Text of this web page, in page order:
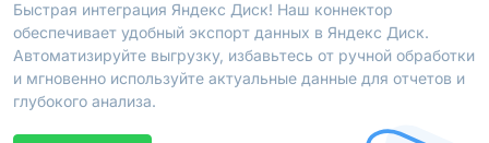
Быстрая интеграция Яндекс Диск! Наш коннектор
обеспечивает удобный экспорт данных в Яндекс Диск.
Автоматизируйте выгрузку, избавьтесь от ручной обработки
и мгновенно используйте актуальные данные для отчетов и
глубокого анализа.